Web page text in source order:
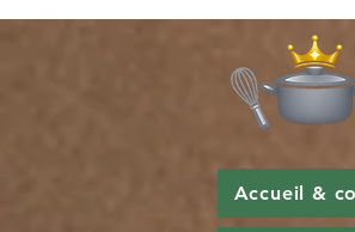
Accueil &